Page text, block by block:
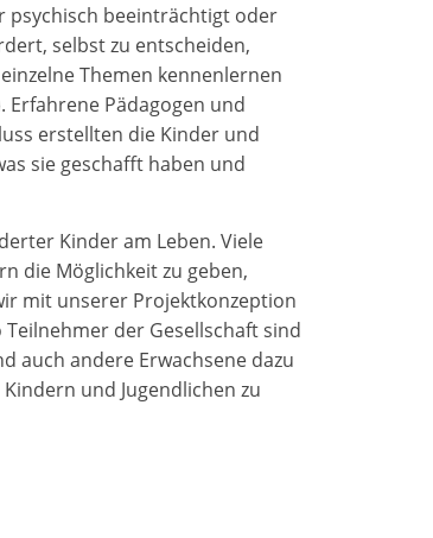
psychisch beeinträchtigt oder
selbst zu entscheiden,
Themen kennenlernen
Pädagogen und
erstellten die Kinder und
sie geschafft haben und
Kinder am Leben. Viele
die Möglichkeit zu geben,
mit unserer Projektkonzeption
der Gesellschaft sind
auch andere Erwachsene dazu
und Jugendlichen zu